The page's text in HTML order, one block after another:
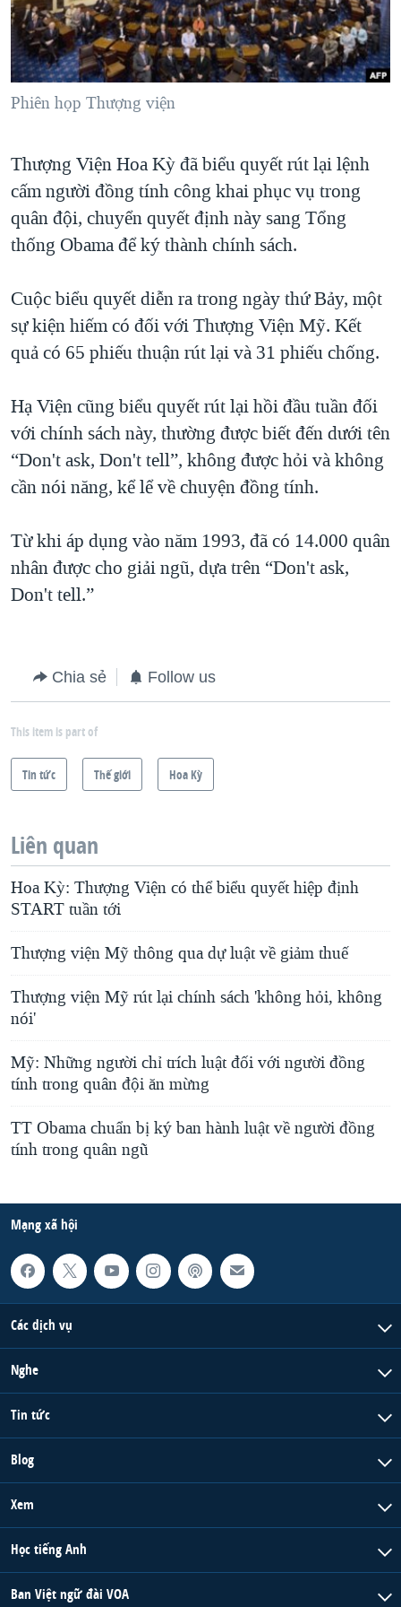
"Tìm"NGƯỜI VIỆT HẢI NGOẠI
ĐỜI SỐNG
KINH TẾ
KHOA HỌC
THỂ THAO
GIÁO DỤC
TẠI
HÀNH TRÌNH BẦU CỬ 2024
MỘT NĂM CHIẾN TRANH TẠI DẢI GAZA
GIẢI MÃ VÀNH ĐAI & CON ĐƯỜNG
TRỊNH VĨNH BÌNH - NGƯỜI HẠ 'BÊN THẮNG CUỘC'
GROUND ZERO – XƯA VÀ NAY
CHI PHÍ CHIẾN TRANH AFGHANISTAN
THƯỢNG ĐỈNH TRUMP-KIM TẠI VIỆT NAM
TRỊNH VĨNH BÌNH VS. CHÍNH PHỦ VIỆT NAM
NGƯ DÂN VIỆT VÀ LÀN SÓNG TRỘM HẢI SÂM
QUAN HỆ VIỆT MỸ
VIDEO
NGHE
MẠNG XÃ HỘI
Ngôn ngữ khác
Phiên họp Thượng viện
Thượng Viện Hoa Kỳ đã biểu quyết rút lại lệnh
cấm người đồng tính công khai phục vụ trong
quân đội, chuyển quyết định này sang Tổng
thống Obama để ký thành chính sách.
Cuộc biểu quyết diễn ra trong ngày thứ Bảy, một
sự kiện hiếm có đối với Thượng Viện Mỹ. Kết
quả có 65 phiếu thuận rút lại và 31 phiếu chống.
Hạ Viện cũng biểu quyết rút lại hồi đầu tuần đối
với chính sách này, thường được biết đến dưới tên
“Don't ask, Don't tell”, không được hỏi và không
cần nói năng, kể lể về chuyện đồng tính.
Từ khi áp dụng vào năm 1993, đã có 14.000 quân
nhân được cho giải ngũ, dựa trên “Don't ask,
Don't tell.”
Chia sẻ Follow us
This item is part of
Tin tức Thế giới Hoa Kỳ
Liên quan
Hoa Kỳ: Thượng Viện có thể biểu quyết hiệp định
START tuần tới
Thượng viện Mỹ thông qua dự luật về giảm thuế
Thượng viện Mỹ rút lại chính sách 'không hỏi, không
nói'
Mỹ: Những người chỉ trích luật đối với người đồng
tính trong quân đội ăn mừng
TT Obama chuẩn bị ký ban hành luật về người đồng
tính trong quân ngũ
Mạng xã hội
Các dịch vụ
Nghe
Tin tức
Blog
Xem
Học tiếng Anh
Ban Việt ngữ đài VOA